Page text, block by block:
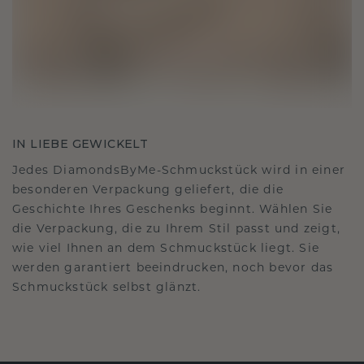
IN LIEBE GEWICKELT
Jedes DiamondsByMe-Schmuckstück wird in einer
besonderen Verpackung geliefert, die die
Geschichte Ihres Geschenks beginnt. Wählen Sie
die Verpackung, die zu Ihrem Stil passt und zeigt,
wie viel Ihnen an dem Schmuckstück liegt. Sie
werden garantiert beeindrucken, noch bevor das
Schmuckstück selbst glänzt.